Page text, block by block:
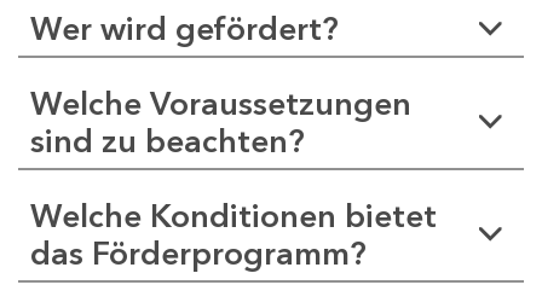
Wer wird gefördert?
Welche Voraussetzungen
sind zu beachten?
Welche Konditionen bietet
das Förderprogramm?